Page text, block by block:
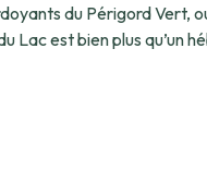
du Périgord Vert,